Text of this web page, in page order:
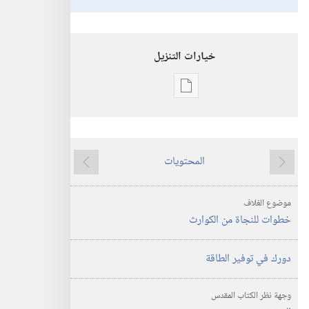
خيارات التنزيل
خيارات
خطوات
للنجاة
ما
يسبق
المحتويات
ما
يلي
موضوع الغلاف
خطوات للنجاة من الكوارث
دورك في توفير الطاقة
وجهة نظر الكتاب المقدس